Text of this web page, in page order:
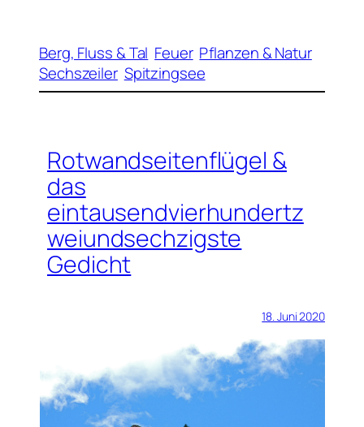
Berg, Fluss & Tal Feuer Pflanzen & Natur
Sechszeiler Spitzingsee
Rotwandseitenflügel &
das
eintausendvierhundertz
weiundsechzigste
Gedicht
18. Juni 2020